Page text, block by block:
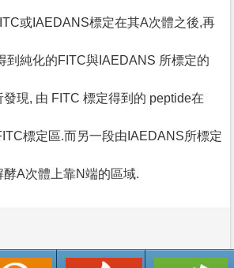
或IAEDANS標定在其A次體之後,再
到純化的FITC與IAEDANS 所標定的
現, 由 FITC 標定得到的 peptide在
標定區.而另一段由IAEDANS所標定
A次體上靠N端的區域.